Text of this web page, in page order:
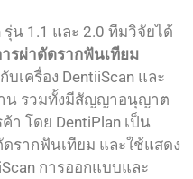
น 1.1 และ 2.0 ทีมวิจัยได้
รผ่าตัดรากฟันเทียม
เครื่อง DentiiScan และ
น รวมทั้งมีสัญญาอนุญาต
า โดย DentiPlan เป็น
รากฟันเทียม และใช้แสดง
การออกแบบและ